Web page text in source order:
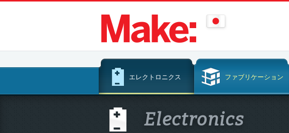
テ
エレクトロニクス ファブリケーション
Electronics